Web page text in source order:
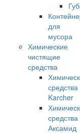
для
мусора
Химические
чистящие
средства
средства
Karcher
средства
Аксамид